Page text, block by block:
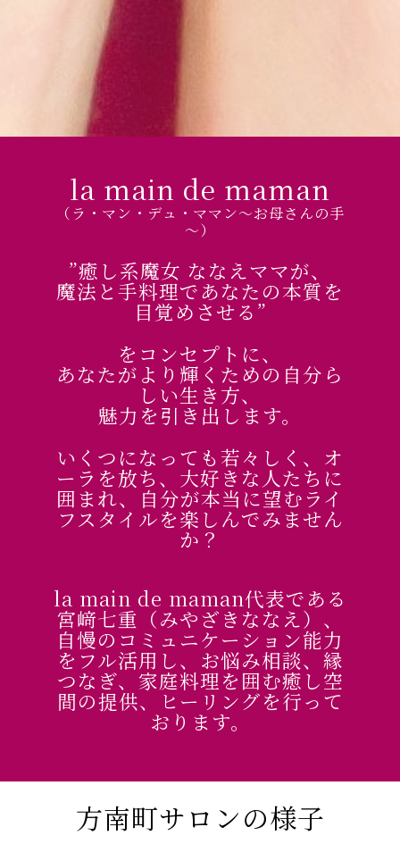
la main de maman
（ラ・マン・デュ・ママン～お母さんの手
～）
”癒し系魔女 ななえママが、
魔法と手料理であなたの本質を
目覚めさせる”
をコンセプトに、
あなたがより輝くための自分ら
しい生き方、
魅力を引き出します。
いくつになっても若々しく、オ
ーラを放ち、 大好きな人たちに
囲まれ、自分が本当に望むライ
フスタイルを楽しんでみません
か？
la main de maman代表である
宮﨑七重（みやざきななえ）、
自慢のコミュニケーション能力
をフル活用し、お悩み相談、縁
つなぎ、家庭料理を囲む癒し空
間の提供、ヒーリングを行って
おります。
方南町サロンの様子